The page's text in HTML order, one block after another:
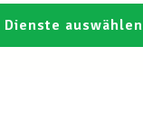
Dienste auswählen